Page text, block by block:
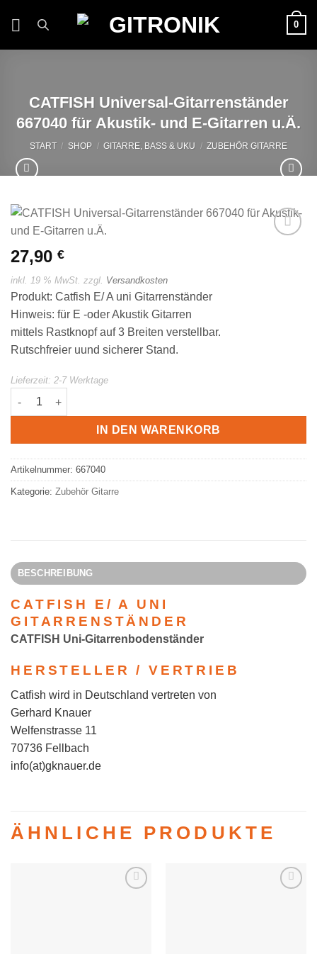
0
CATFISH Universal-Gitarrenständer
667040 für Akustik- und E-Gitarren u.Ä.
START / SHOP / GITARRE, BASS & UKU / ZUBEHÖR GITARRE
27,90 €
inkl. 19 % MwSt. zzgl. Versandkosten
Produkt: Catfish E/ A uni Gitarrenständer
Hinweis: für E -oder Akustik Gitarren
mittels Rastknopf auf 3 Breiten verstellbar.
Rutschfreier uund sicherer Stand.
Lieferzeit: 2-7 Werktage
CATFISH Universal-Gitarrenständer 667040 für Akustik- und E-
IN DEN WARENKORB
Artikelnummer: 667040
Kategorie: Zubehör Gitarre
BESCHREIBUNG
CATFISH E/ A UNI
GITARRENSTÄNDER
CATFISH Uni-Gitarrenbodenständer
HERSTELLER / VERTRIEB
Catfish wird in Deutschland vertreten von
Gerhard Knauer
Welfenstrasse 11
70736 Fellbach
info(at)gknauer.de
ÄHNLICHE PRODUKTE